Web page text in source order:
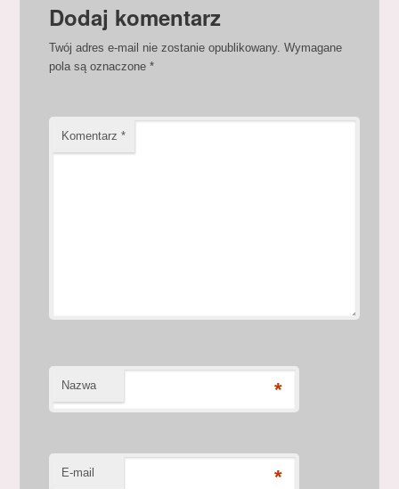
Dodaj komentarz
Twój adres e-mail nie zostanie opublikowany. Wymagane
pola są oznaczone*
Komentarz*
Nazwa *
E-mail *